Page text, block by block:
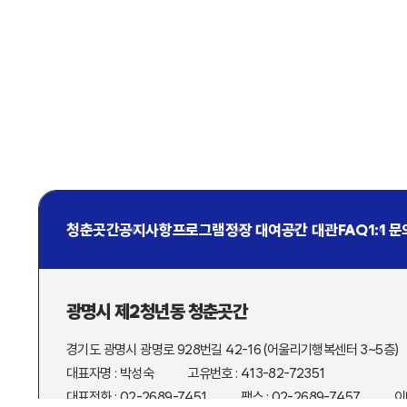
청춘곳간공지사항프로그램정장 대여 공간 대관FAQ1:1 문
광명시 제2청년동 청춘곳간
경기도 광명시 광명로 928번길 42-16 (어울리기행복센터 3~5층)
대표자명 : 박성숙
고유번호 : 413-82-72351
대표전화 : 02-2689-7451
팩스 : 02-2689-7457